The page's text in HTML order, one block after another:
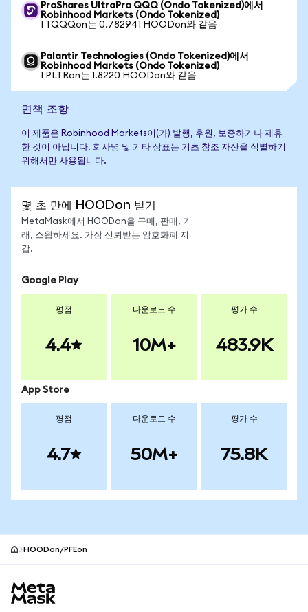
ProShares UltraPro QQQ (Ondo Tokenized)에서
Robinhood Markets (Ondo Tokenized)
1 TQQQon는 0.782941 HOODon와 같음
Palantir Technologies (Ondo Tokenized)에서
Robinhood Markets (Ondo Tokenized)
1 PLTRon는 1.8220 HOODon와 같음
면책 조항
이 제품은 Robinhood Markets이(가) 발행, 후원, 보증하거나 제휴
한 것이 아닙니다. 회사명 및 기타 상표는 기초 참조 자산을 식별하기
위해서만 사용됩니다.
몇 초 만에 HOODon 받기
MetaMask에서 HOODon을 구매, 판매, 거
래, 스왑하세요. 가장 신뢰받는 암호화폐 지
갑.
Google Play
평점
4.4
다운로드 수
10M+
평가 수
483.9K
App Store
평점
4.7
다운로드 수
50M+
평가 수
75.8K
HOODon/PFEon